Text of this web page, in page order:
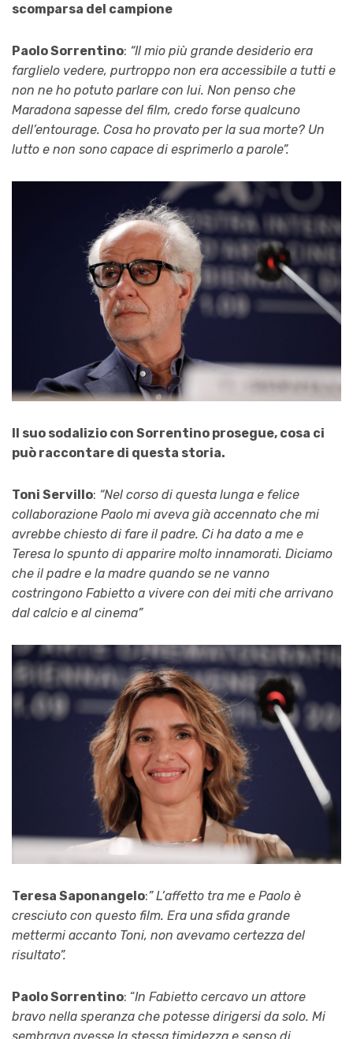
scomparsa del campione
Paolo Sorrentino: “Il mio più grande desiderio era
farglielo vedere, purtroppo non era accessibile a tutti e
non ne ho potuto parlare con lui. Non penso che
Maradona sapesse del film, credo forse qualcuno
dell’entourage. Cosa ho provato per la sua morte? Un
lutto e non sono capace di esprimerlo a parole”.
Il suo sodalizio con Sorrentino prosegue, cosa ci
può raccontare di questa storia.
Toni Servillo: “Nel corso di questa lunga e felice
collaborazione Paolo mi aveva già accennato che mi
avrebbe chiesto di fare il padre. Ci ha dato a me e
Teresa lo spunto di apparire molto innamorati. Diciamo
che il padre e la madre quando se ne vanno
costringono Fabietto a vivere con dei miti che arrivano
dal calcio e al cinema”
Teresa Saponangelo:” L’affetto tra me e Paolo è
cresciuto con questo film. Era una sfida grande
mettermi accanto Toni, non avevamo certezza del
risultato”.
Paolo Sorrentino: “In Fabietto cercavo un attore
bravo nella speranza che potesse dirigersi da solo. Mi